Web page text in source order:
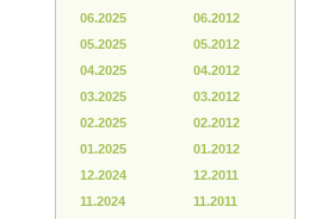
06.2025
05.2025
04.2025
03.2025
02.2025
01.2025
12.2024
11.2024
06.2012
05.2012
04.2012
03.2012
02.2012
01.2012
12.2011
11.2011